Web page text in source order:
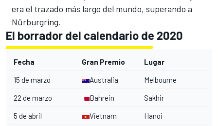
era el trazado más largo del mundo, superando a
Nürburgring.
El borrador del calendario de 2020
Fecha Gran Premio Lugar
15 de marzo Australia Melbourne
22 de marzo Bahrein Sakhir
5 de abril Vietnam Hanoi